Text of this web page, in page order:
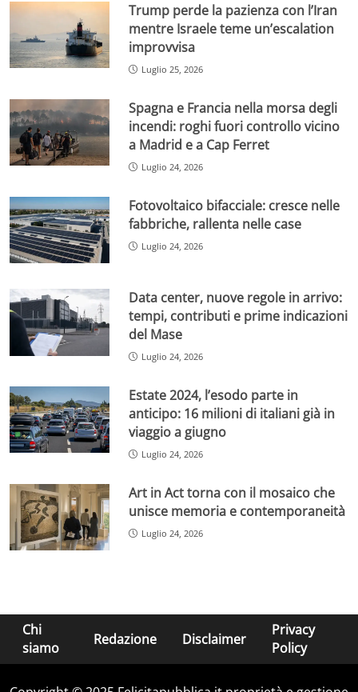
Trump perde la pazienza con l’Iran
mentre Israele teme un’escalation
improvvisa
Luglio 25, 2026
Spagna e Francia nella morsa degli
incendi: roghi fuori controllo vicino
a Madrid e a Cap Ferret
Luglio 24, 2026
Fotovoltaico bifacciale: cresce nelle
fabbriche, rallenta nelle case
Luglio 24, 2026
Data center, nuove regole in arrivo:
tempi, contributi e prime indicazioni
del Mase
Luglio 24, 2026
Estate 2024, l’esodo parte in
anticipo: 16 milioni di italiani già in
viaggio a giugno
Luglio 24, 2026
Art in Act torna con il mosaico che
unisce memoria e contemporaneità
Luglio 24, 2026
Chi
siamo
Redazione Disclaimer
Privacy
Policy